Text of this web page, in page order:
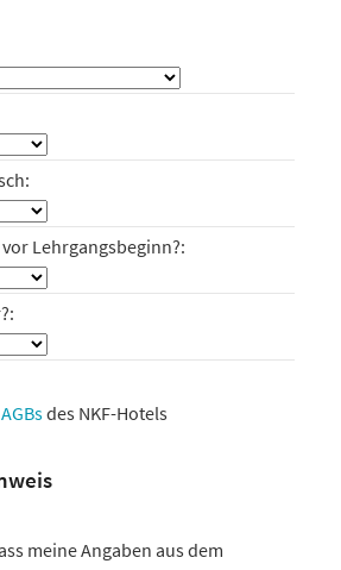
Lehrgangsbeginn?:
AGBsdes NKF-Hotels
meine Angaben aus dem